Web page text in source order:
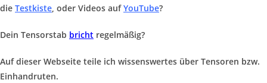
die Testkiste, oder Videos aufYouTube?
Dein Tensorstab bricht regelmäßig?
Auf dieser Webseite teile ich wissenswertes über Tensoren bzw.
Einhandruten.